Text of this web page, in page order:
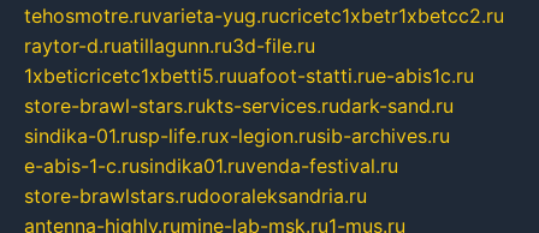
tehosmotre.ruvarieta-yug.rucricetc1xbetr1xbetcc2.ru
raytor-d.ruatillagunn.ru3d-file.ru
1xbeticricetc1xbetti5.ruuafoot-statti.rue-abis1c.ru
store-brawl-stars.rukts-services.rudark-sand.ru
sindika-01.rusp-life.rux-legion.rusib-archives.ru
e-abis-1-c.rusindika01.ruvenda-festival.ru
store-brawlstars.rudooraleksandria.ru
antenna-highly.rumine-lab-msk.ru1-mus.ru